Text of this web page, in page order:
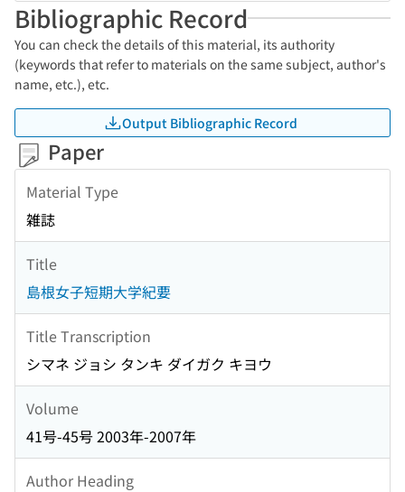
Bibliographic Record
You can check the details of this material, its authority
(keywords that refer to materials on the same subject, author's
name, etc.), etc.
Output Bibliographic Record
Paper
Material Type
雑誌
Title
島根女子短期大学紀要
Title Transcription
シマネ ジョシ タンキ ダイガク キヨウ
Volume
41号-45号 2003年-2007年
Author Heading